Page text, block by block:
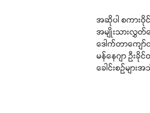
အဆိုပါ စကားဝို
အမျိုးသားလွှတ်တ
ဒေါက်တာကျော်
မန်နေဂျာ ဦး
ခေါင်းစဉ်များ